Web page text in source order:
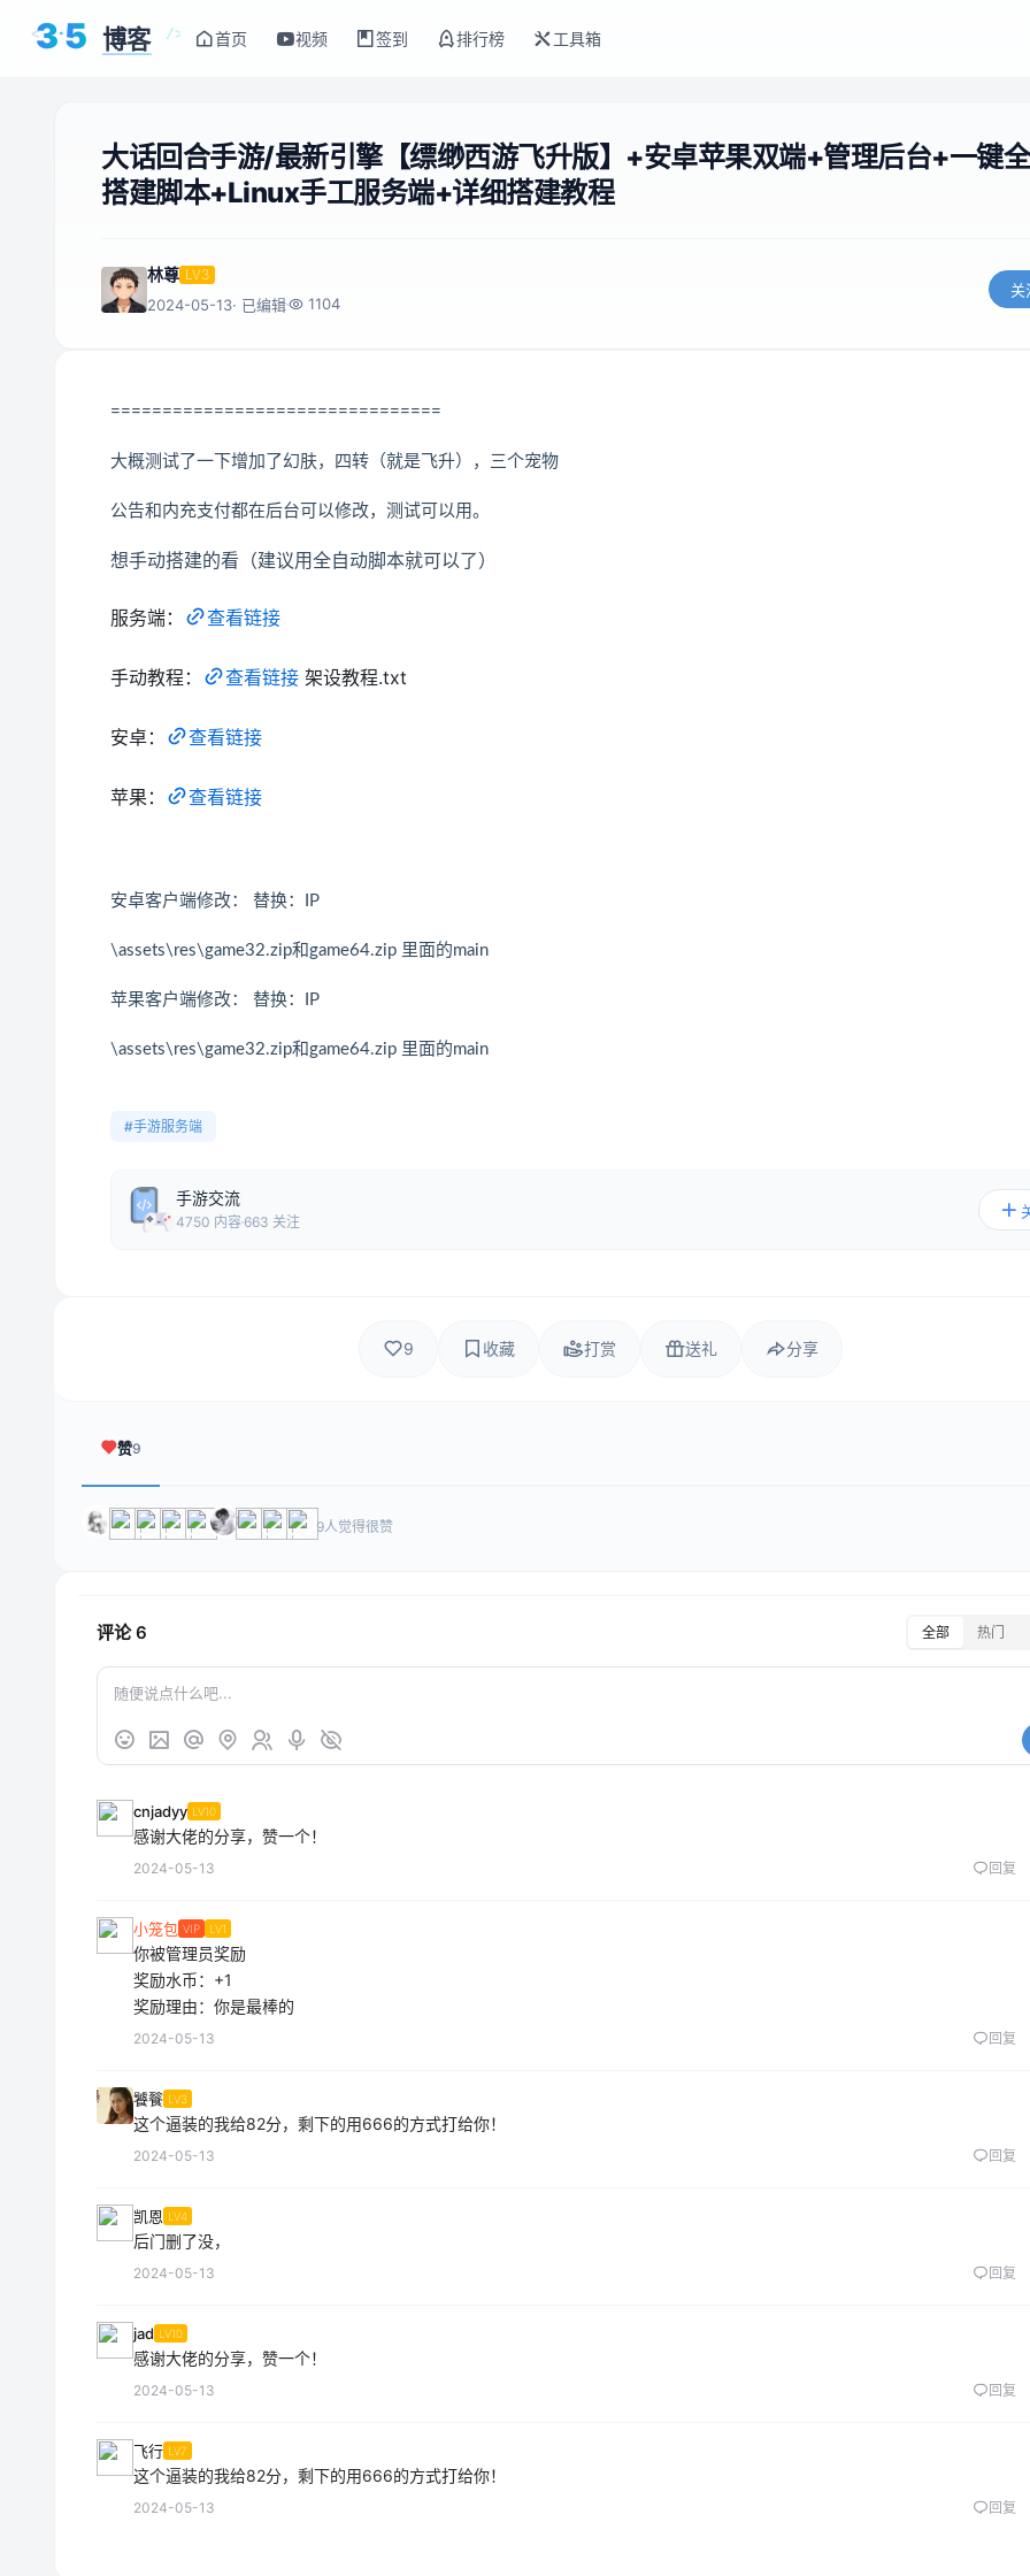
< />
35 博客 首页 视频 签到 排行榜 工具箱
大话回合手游/最新引擎【缥缈西游飞升版】+安卓苹果双端+管理后台+一键
搭建脚本+Linux手工服务端+详细搭建教程
林尊 LV3
2024-05-13· 已编辑 1104
关
================================
大概测试了一下增加了幻肤，四转（就是飞升），三个宠物
公告和内充支付都在后台可以修改，测试可以用。
想手动搭建的看（建议用全自动脚本就可以了）
服务端： 查看链接
手动教程： 查看链接 架设教程.txt
安卓： 查看链接
苹果： 查看链接
安卓客户端修改： 替换：IP
\assets\res\game32.zip和game64.zip 里面的main
苹果客户端修改： 替换：IP
\assets\res\game32.zip和game64.zip 里面的main
#手游服务端
手游交流
4750 内容 663 关注
9 收藏 打赏 送礼 分享
赞9
9人觉得很赞
评论6 全部 热门
cnjadyy LV10
感谢大佬的分享，赞一个！
2024-05-13 回复
小笼包 VIP LV1
你被管理员奖励
奖励水币：+1
奖励理由：你是最棒的
2024-05-13 回复
饕餮 LV3
这个逼装的我给82分，剩下的用666的方式打给你！
2024-05-13 回复
凯恩 LV4
后门删了没，
2024-05-13 回复
jad LV10
感谢大佬的分享，赞一个！
2024-05-13 回复
飞行 LV7
这个逼装的我给82分，剩下的用666的方式打给你！
2024-05-13 回复